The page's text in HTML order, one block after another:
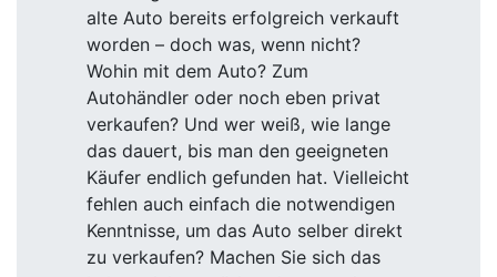
alte Auto bereits erfolgreich verkauft
worden – doch was, wenn nicht?
Wohin mit dem Auto? Zum
Autohändler oder noch eben privat
verkaufen? Und wer weiß, wie lange
das dauert, bis man den geeigneten
Käufer endlich gefunden hat. Vielleicht
fehlen auch einfach die notwendigen
Kenntnisse, um das Auto selber direkt
zu verkaufen? Machen Sie sich das